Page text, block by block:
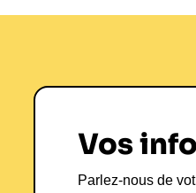
Vos
Parlez-nous de